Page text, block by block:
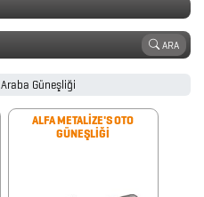
ARA
Araba Güneşliği
ALFA METALİZE'S OTO
GÜNEŞLİĞİ